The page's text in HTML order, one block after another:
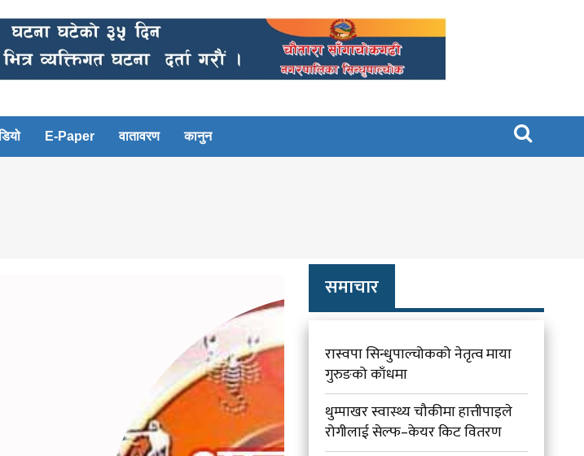
E-Paper वातावरण कानुन 
समाचार
रास्वपा सिन्धुपाल्चोकको नेतृत्व माया
गुरुङको काँधमा
थुम्पाखर स्वास्थ्य चौकीमा हात्तीपाइले
रोगीलाई सेल्फ–केयर किट वितरण